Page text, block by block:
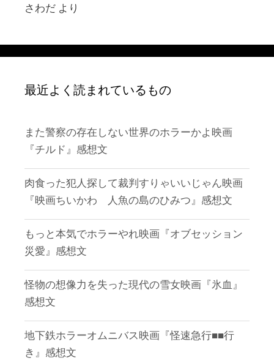
さわだ より
最近よく読まれているもの
また警察の存在しない世界のホラーかよ映画
『チルド』感想文
肉食った犯人探して裁判すりゃいいじゃん映画
『映画ちいかわ 人魚の島のひみつ』感想文
もっと本気でホラーやれ映画『オブセッション
災愛』感想文
怪物の想像力を失った現代の雪女映画『氷血』
感想文
地下鉄ホラーオムニバス映画『怪速急行■■行
き』感想文